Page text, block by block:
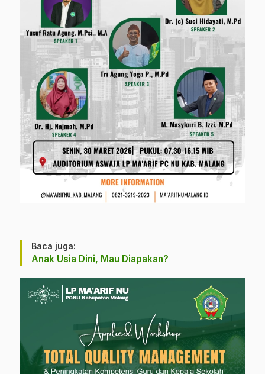
Baca juga:
Anak Usia Dini, Mau Diapakan?